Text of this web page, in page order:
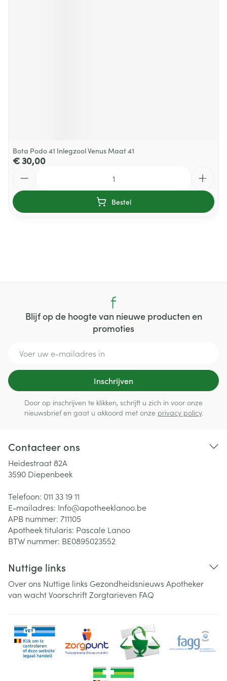
Bota Podo 41 Inlegzool Venus Maat 41
€ 30,00
Bestel
Blijf op de hoogte van nieuwe producten en
promoties
Inschrijven
Door op inschrijven te klikken, schrijft u zich in voor onze
nieuwsbrief en gaat u akkoord met onze privacy policy.
Contacteer ons
Heidestraat 82A
3590 Diepenbeek
Telefoon: 011 33 19 11
E-mailadres: Info@apotheeklanoo.be
APB nummer: 711105
Apotheek titularis: Pascale Lanoo
BTW nummer: BE0895023552
Nuttige links
Over ons Nuttige links Gezondheidsnieuws Apotheker
van wachtVoorschriftZorgtarieven FAQ